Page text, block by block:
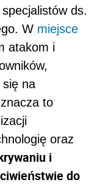
ds.
W miejsce
atakom i
na
to
oraz
i
do